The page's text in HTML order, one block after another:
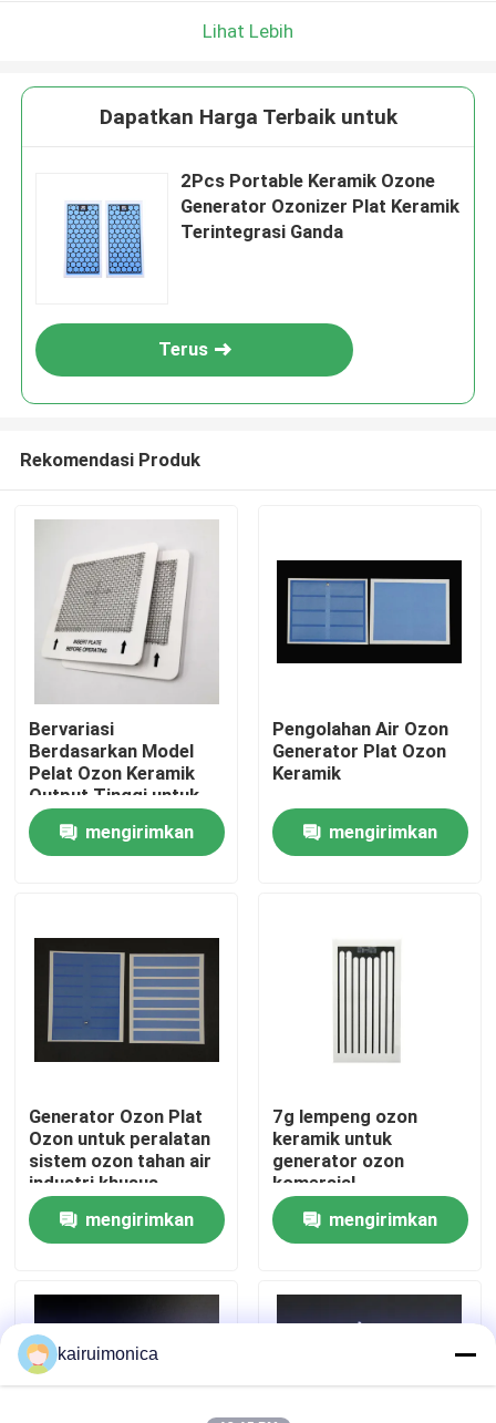
Rumah
Produk
Pertunjukan VR
Tentang kami
Tur Pabrik
Kontrol kualitas
Berita
Lihat Lebih
Dapatkan Harga Terbaik untuk
2Pcs Portable Keramik Ozone
Generator Ozonizer Plat Keramik
Terintegrasi Ganda
Terus
Rekomendasi Produk
Bervariasi
Berdasarkan Model
Pelat Ozon Keramik
Output Tinggi untuk
Pembersih Udara
Generator Ozon
mengirimkan
Pengolahan Air Ozon
Generator Plat Ozon
Keramik
mengirimkan
Generator Ozon Plat
Ozon untuk peralatan
sistem ozon tahan air
industri khusus
mengirimkan
7g lempeng ozon
keramik untuk
generator ozon
komersial
mengirimkan
kairuimonica